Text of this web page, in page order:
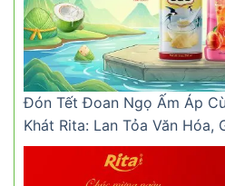
Đón Tết Đoan Ngọ Ấm Áp
Khát Rita: Lan Tỏa Văn Hóa,